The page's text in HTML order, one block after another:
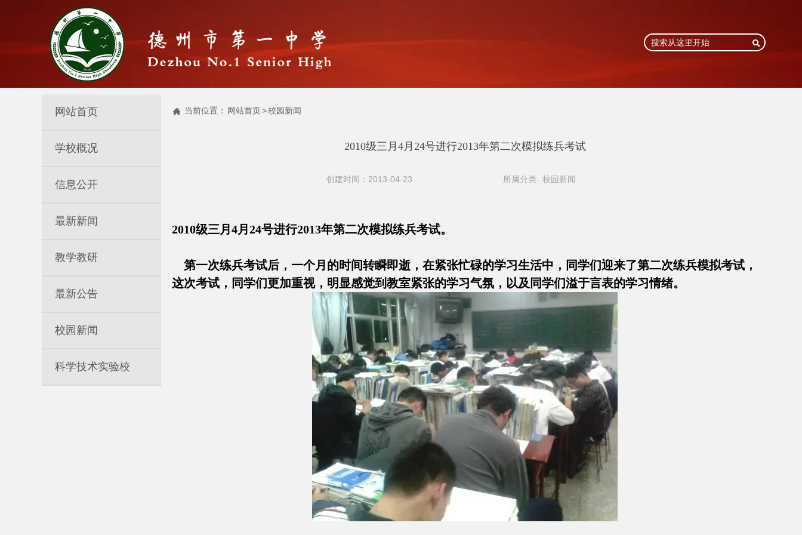

2010级三月4月24号进行2013年第二次模拟练兵考试
创建时间：2013-04-23 所属分类: 校园新闻
2010级三月4月24号进行2013年第二次模拟练兵考试。
第一次练兵考试后，一个月的时间转瞬即逝，在紧张忙碌的学习生活中，同学们迎来了第二次练兵模拟考试，
这次考试，同学们更加重视，明显感觉到教室紧张的学习气氛，以及同学们溢于言表的学习情绪。
 当前位置： 网站首页>校园新闻
网站首页
学校概况
信息公开
最新新闻
教学教研
最新公告
校园新闻
科学技术实验校